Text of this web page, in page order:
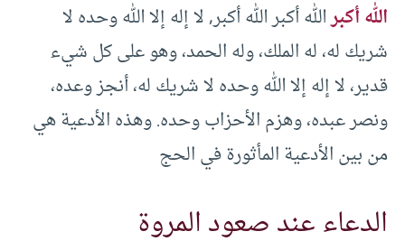
الله أكبرالله أكبر الله أكبر, لا إله إلا الله وحده لا
شريك له، له الملك، وله الحمد، وهو على كل شيء
قدير، لا إله إلا الله وحده لا شريك له، أنجز وعده،
ونصر عبده، وهزم الأحزاب وحده. وهذه الأدعية هي
من بين الأدعية المأثورة في الحج
الدعاء عند صعود المروة